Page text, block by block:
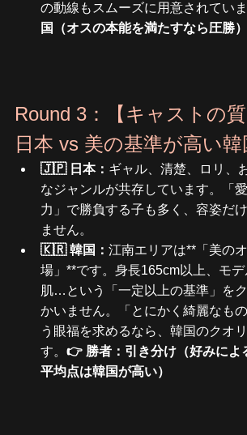
の動線もスムーズに用意されていま
国（オスの本能を満たすなら圧勝）
Round 3：【キャストの
日本 vs 美の基準が高い韓
🇯🇵 日本： ギャル、清楚、ロリ、
なジャンルが共存しています。「
力」で勝負する子も多く、容姿だ
ません。
🇰🇷 韓国： 江南エリアは**「美の
場」**です。身長165cm以上、モ
肌…という「一定以上の基準」を
かいません。「とにかく綺麗なも
う眼福を求めるなら、韓国のクオ
す。 👉 勝者：引き分け（好みによ
平均点は韓国が高い）